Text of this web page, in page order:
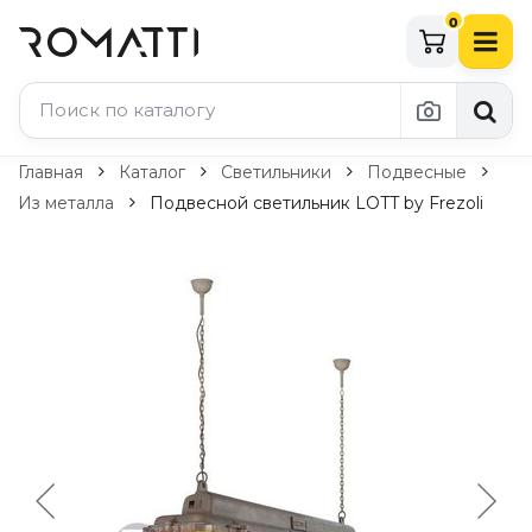
0
Каталог Romatti
Потолочные светильники
Бра и настенные светильники
Уличное освещение
Комплектующие
Главная Каталог Светильники
Подвесные
Из металла
Подвесной светильник LOTT by Frezoli